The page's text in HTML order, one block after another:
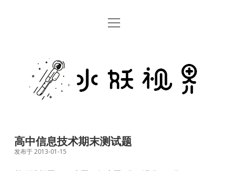
首页
关于
open
水
妖
视
高中信息技术期末测试题
发布于 2013-01-15